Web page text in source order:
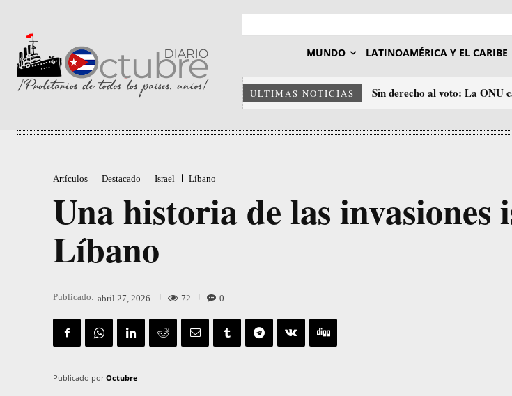
MUNDO LATINOAMÉRICA Y EL CARIBE
ULTIMAS NOTICIAS
Sin derecho al voto: La ONU
Unidos
Artículos Destacado Israel Líbano
Una historia de las invasiones
Líbano
Publicado: abril 27, 2026 72 0
Publicado por Octubre